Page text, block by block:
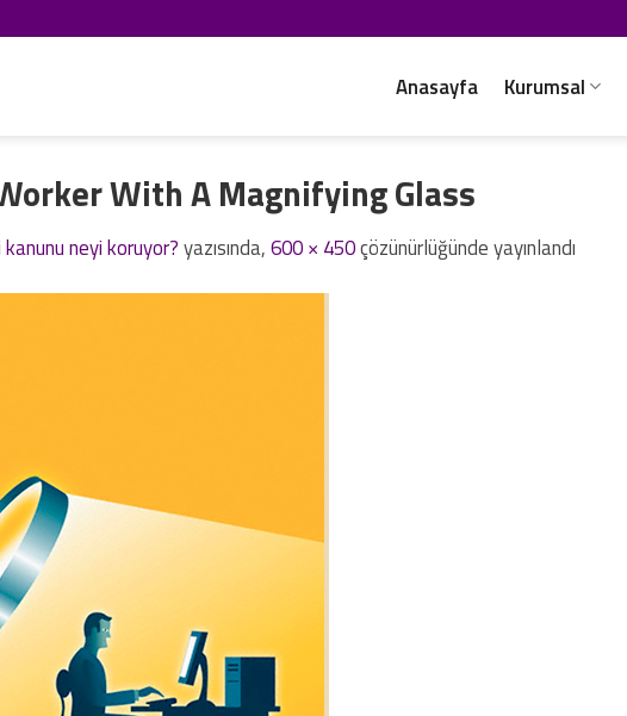
Anasayfa Kurumsal
With A Magnifying Glass
neyi koruyor?yazısında,600 × 450çözünürlüğünde yayınlandı